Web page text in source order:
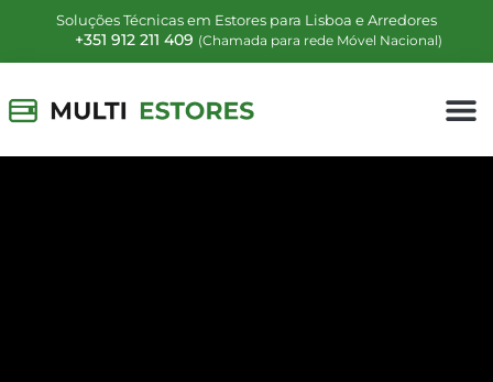
Soluções Técnicas em Estores para Lisboa e Arredores
+351 912 211 409 (Chamada para rede Móvel Nacional)